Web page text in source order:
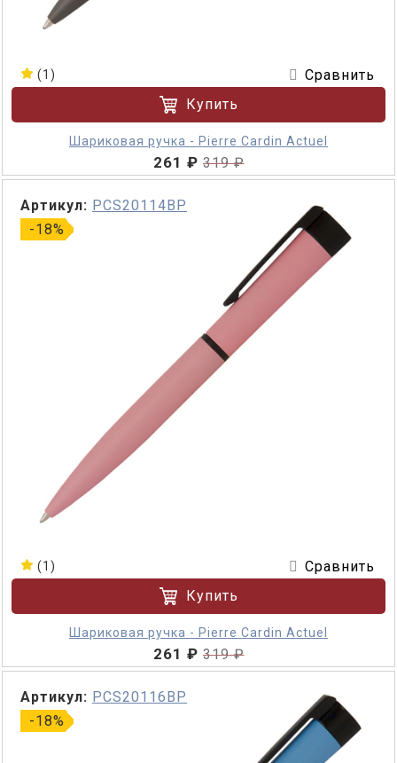
(1)
Сравнить
Купить
Шариковая ручка - Pierre Cardin Actuel
261 ₽ 319 ₽
-18%
Артикул: PCS20114BP
(1)
Сравнить
Купить
Шариковая ручка - Pierre Cardin Actuel
261 ₽ 319 ₽
-18%
Артикул: PCS20116BP